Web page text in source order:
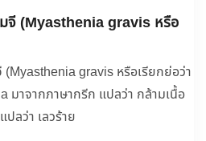
มจี (Myasthenia gravis หรือ
(Myasthenia gravis หรือเรียกย่อว่า
มาจากภาษากรีก แปลว่า กล้ามเนื้อ
ลว่า เลวร้าย